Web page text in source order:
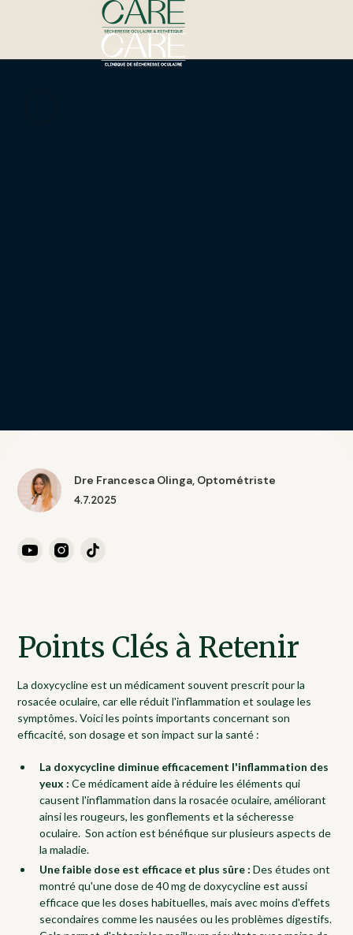
Dre Francesca Olinga, Optométriste
4.7.2025
Points Clés à Retenir
La doxycycline est un médicament souvent prescrit pour la
rosacée oculaire, car elle réduit l'inflammation et soulage les
symptômes. Voici les points importants concernant son
efficacité, son dosage et son impact sur la santé :
La doxycycline diminue efficacement l'inflammation des
yeux : Ce médicament aide à réduire les éléments qui
causent l'inflammation dans la rosacée oculaire, améliorant
ainsi les rougeurs, les gonflements et la sécheresse
oculaire. Son action est bénéfique sur plusieurs aspects de
la maladie.
Une faible dose est efficace et plus sûre : Des études ont
montré qu'une dose de 40 mg de doxycycline est aussi
efficace que les doses habituelles, mais avec moins d'effets
secondaires comme les nausées ou les problèmes digestifs.